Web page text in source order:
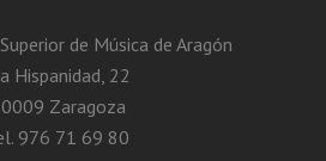
de Música de Aragón
Hispanidad, 22
Zaragoza
976 71 69 80